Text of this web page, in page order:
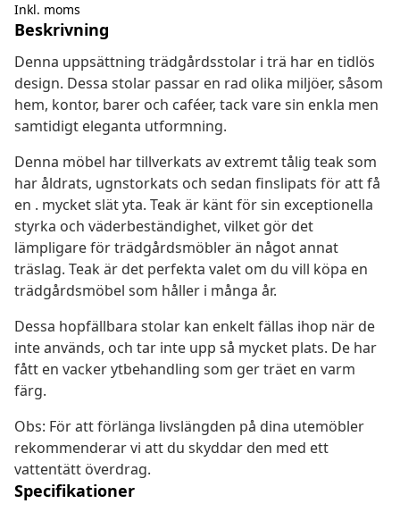
Inkl. moms
Beskrivning
Denna uppsättning trädgårdsstolar i trä har en tidlös
design. Dessa stolar passar en rad olika miljöer, såsom
hem, kontor, barer och caféer, tack vare sin enkla men
samtidigt eleganta utformning.
Denna möbel har tillverkats av extremt tålig teak som
har åldrats, ugnstorkats och sedan finslipats för att få
en . mycket slät yta. Teak är känt för sin exceptionella
styrka och väderbeständighet, vilket gör det
lämpligare för trädgårdsmöbler än något annat
träslag. Teak är det perfekta valet om du vill köpa en
trädgårdsmöbel som håller i många år.
Dessa hopfällbara stolar kan enkelt fällas ihop när de
inte används, och tar inte upp så mycket plats. De har
fått en vacker ytbehandling som ger träet en varm
färg.
Obs: För att förlänga livslängden på dina utemöbler
rekommenderar vi att du skyddar den med ett
vattentätt överdrag.
Specifikationer